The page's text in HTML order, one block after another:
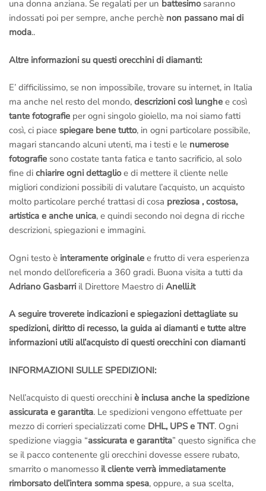
una donna anziana. Se regalati per un battesimo saranno
indossati poi per sempre, anche perchè non passano mai di
moda..
Altre informazioni su questi orecchini di diamanti:
E’ difficilissimo, se non impossibile, trovare su internet, in Italia
ma anche nel resto del mondo, descrizioni così lunghe e così
tante fotografie per ogni singolo gioiello, ma noi siamo fatti
così, ci piace spiegare bene tutto, in ogni particolare possibile,
magari stancando alcuni utenti, ma i testi e le numerose
fotografie sono costate tanta fatica e tanto sacrificio, al solo
fine di chiarire ogni dettaglioe di mettere il cliente nelle
migliori condizioni possibili di valutare l’acquisto, un acquisto
molto particolare perché trattasi di cosa preziosa , costosa,
artistica e anche unica, e quindi secondo noi degna di ricche
descrizioni, spiegazioni e immagini.
Ogni testo è interamente originale e frutto di vera esperienza
nel mondo dell’oreficeria a 360 gradi. Buona visita a tutti da
Adriano Gasbarri il Direttore Maestro di Anelli.it
A seguire troverete indicazioni e spiegazioni dettagliate su
spedizioni, diritto di recesso, la guida ai diamanti e tutte altre
informazioni utili all’acquisto di questi orecchini con diamanti
INFORMAZIONI SULLE SPEDIZIONI:
Nell’acquisto di questi orecchini è inclusa anche la spedizione
assicurata e garantita. Le spedizioni vengono effettuate per
mezzo di corrieri specializzati come DHL, UPS e TNT. Ogni
spedizione viaggia “assicurata e garantita” questo significa che
se il pacco contenente gli orecchini dovesse essere rubato,
smarrito o manomesso il cliente verrà immediatamente
rimborsato dell’intera somma spesa, oppure, a sua scelta,